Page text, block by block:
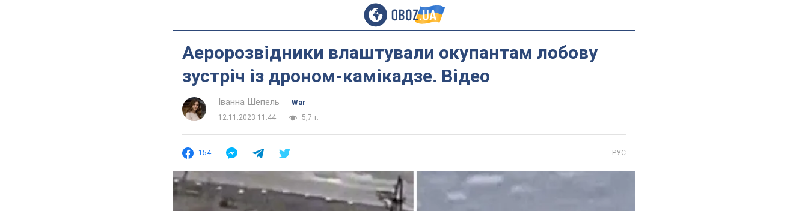
Аеророзвідники влаштували окупантам лобову
зустріч із дроном-камікадзе. Відео
Іванна Шепель
War
12.11.2023 11:44
5,7 т.
154 РУС